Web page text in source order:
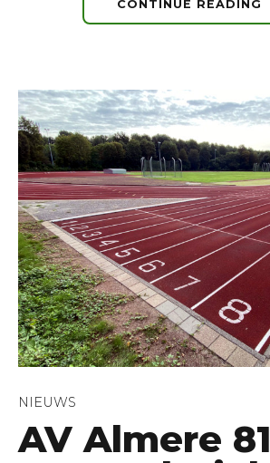
CONTINUE READING
NIEUWS
AV Almere